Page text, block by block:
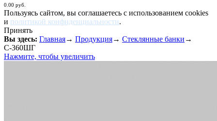
0.00 руб.
Пользуясь сайтом, вы соглашаетесь с использованием cookies
и политикой конфиденциальности.
Принять
Вы здесь: Главная→ Продукция→ Стеклянные банки →
С-360ШГ
Нажмите, чтобы увеличить